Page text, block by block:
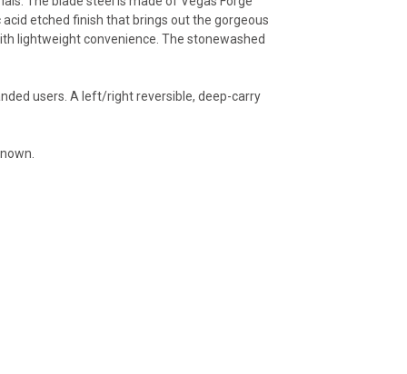
etched finish that brings out the gorgeous
lightweight convenience. The stonewashed
users. A left/right reversible, deep-carry